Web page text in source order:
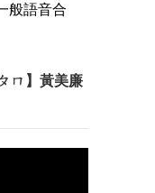
般語音合
ㄇ】黃美廉